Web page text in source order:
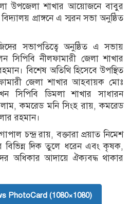
উপজেলা শাখার আয়োজনে বাবুর
প্রাঙ্গনে এ স্মরন সভা অনুষ্ঠিত
সভাপতিত্বে অনুষ্ঠিত এ সভায়
সিপিবি নীলফামারী জেলা শাখার
বিশেষ অতিথি হিসেবে উপস্থিত
জেলা শাখার আহবায়ক মোঃ
সিপিবি ডিমলা শাখার সাধারন
কমরেড মনি সিংহ রায়, কমরেড
রহমান।
চন্দ্র রায়, বক্তারা প্রয়াত নিমেশ
বিভিন্ন দিক তুলে ধরেন এবং কৃষক,
অধিকার আদায়ে ঐক্যবদ্ধ থাকার
PhotoCard (1080×1080)